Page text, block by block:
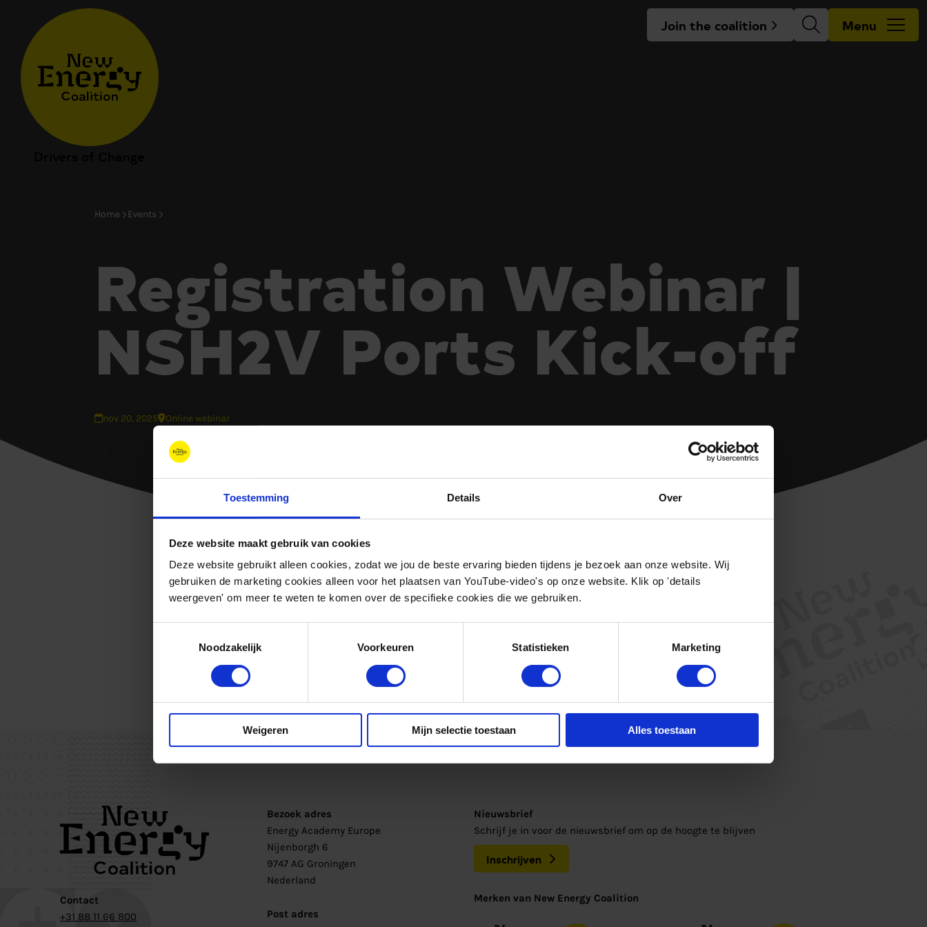
Toestemming Details Over
Deze website maakt gebruik van cookies
Deze website gebruikt alleen cookies, zodat we jou de beste ervaring bieden tijdens je bezoek aan onze website. Wij
gebruiken de marketing cookies alleen voor het plaatsen van YouTube-video's op onze website. Klik op 'details
weergeven' om meer te weten te komen over de specifieke cookies die we gebruiken.
Noodzakelijk
Voorkeuren Statistieken Marketing
Weigeren Mijn selectie toestaan Alles toestaan
Join the coalition Menu
Home Events
Registration Webinar |
NSH2V Ports Kick-off
nov 20, 2025 Online webinar
Contact
+31 88 11 66 800
Bezoek adres
Energy Academy Europe
Nijenborgh 6
9747 AG Groningen
Nederland
Post adres
Nieuwsbrief
Schrijf je in voor de nieuwsbrief om op de hoogte te blijven
Inschrijven
Merken van New Energy Coalition